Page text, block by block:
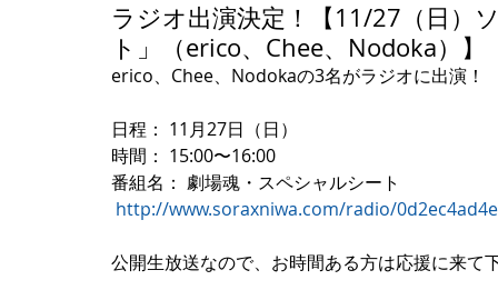
ラジオ出演決定！【11/27（日）
ト」（erico、Chee、Nodoka）】
erico、Chee、Nodokaの3名がラジオに出演！
日程： 11月27日（日）
時間： 15:00〜16:00
番組名： 劇場魂・スペシャルシート
http://www.soraxniwa.com/radio/
公開生放送なので、お時間ある方は応援に来て